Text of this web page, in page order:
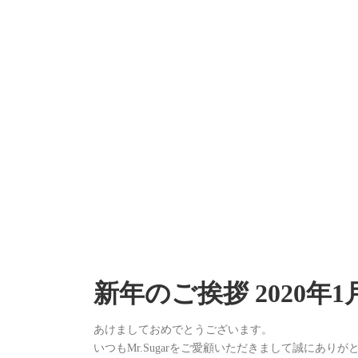
新年のご挨拶 2020年1
あけましておめでとうございます。
いつもMr.Sugarをご愛顧いただきまして誠にありが